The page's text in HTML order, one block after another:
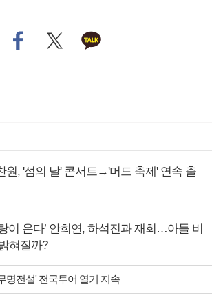
원, '섬의 날' 콘서트→'머드 축제' 연속 출
이 온다’ 안희연, 하석진과 재회…아들 비
혀질까?
명전설' 전국투어 열기 지속